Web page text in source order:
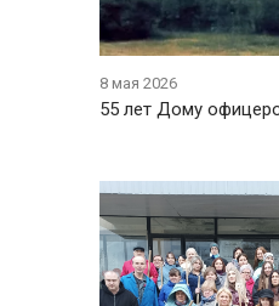
8 мая 2026
55 лет Дому